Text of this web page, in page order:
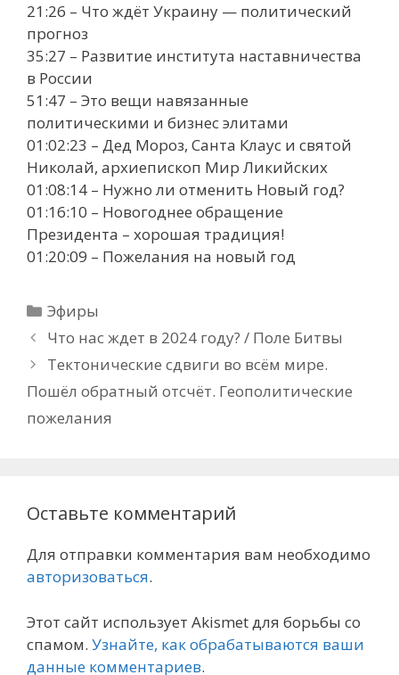
21:26 – Что ждёт Украину — политический
прогноз
35:27 – Развитие института наставничества
в России
51:47 – Это вещи навязанные
политическими и бизнес элитами
01:02:23 – Дед Мороз, Санта Клаус и святой
Николай, архиепископ Мир Ликийских
01:08:14 – Нужно ли отменить Новый год?
01:16:10 – Новогоднее обращение
Президента – хорошая традиция!
01:20:09 – Пожелания на новый год
Рубрики
Эфиры
Что нас ждет в 2024 году? / Поле Битвы
Тектонические сдвиги во всём мире.
Пошёл обратный отсчёт. Геополитические
пожелания
Оставьте комментарий
Для отправки комментария вам необходимо
авторизоваться.
Этот сайт использует Akismet для борьбы со
спамом. Узнайте, как обрабатываются ваши
данные комментариев.